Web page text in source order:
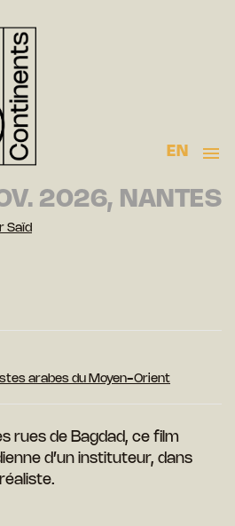
EN
2026, NANTES
Saïd
arabes du Moyen-Orient
rues de Bagdad, ce film
d’un instituteur, dans